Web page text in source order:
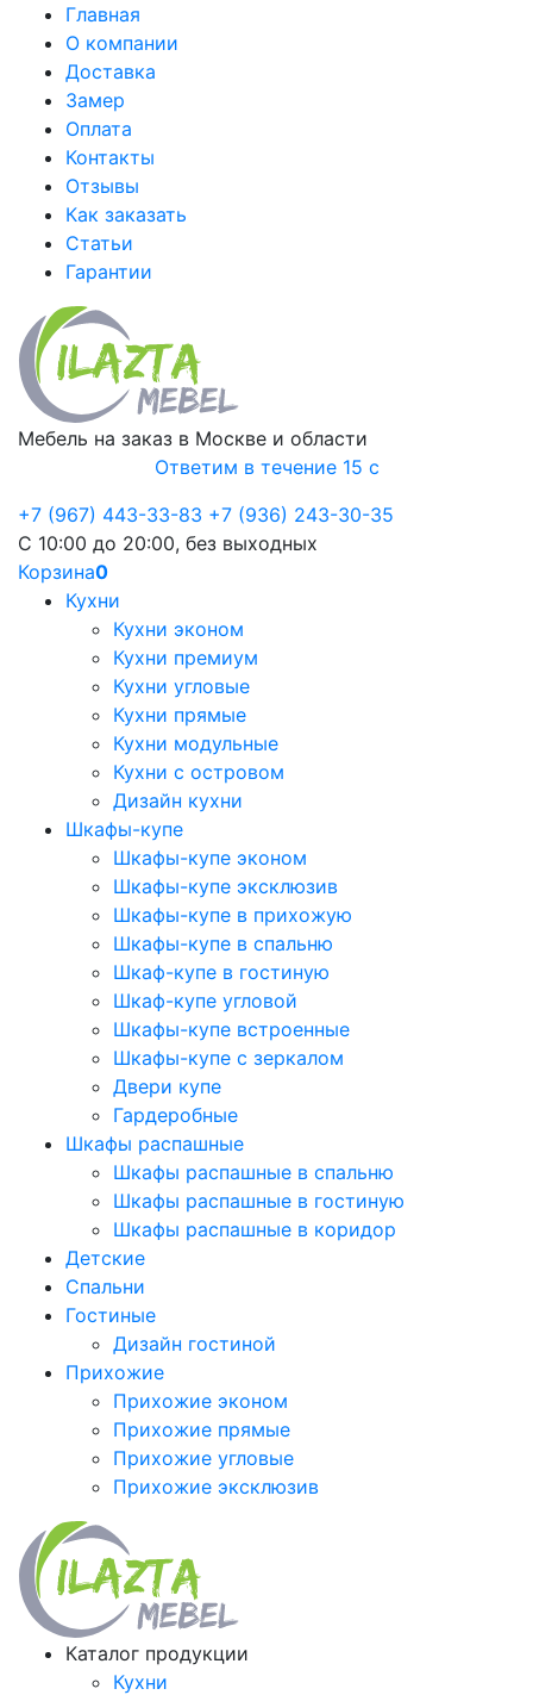
Главная
О компании
Доставка
Замер
Оплата
Контакты
Отзывы
Как заказать
Статьи
Гарантии
Мебель на заказ в Москве и области
Ответим в течение 15 с
+7 (967) 443-33-83 +7 (936) 243-30-35
С 10:00 до 20:00, без выходных
Корзина0
Кухни
Кухни эконом
Кухни премиум
Кухни угловые
Кухни прямые
Кухни модульные
Кухни с островом
Дизайн кухни
Шкафы-купе
Шкафы-купе эконом
Шкафы-купе эксклюзив
Шкафы-купе в прихожую
Шкафы-купе в спальню
Шкаф-купе в гостиную
Шкаф-купе угловой
Шкафы-купе встроенные
Шкафы-купе с зеркалом
Двери купе
Гардеробные
Шкафы распашные
Шкафы распашные в спальню
Шкафы распашные в гостиную
Шкафы распашные в коридор
Детские
Спальни
Гостиные
Дизайн гостиной
Прихожие
Прихожие эконом
Прихожие прямые
Прихожие угловые
Прихожие эксклюзив
Каталог продукции
Кухни